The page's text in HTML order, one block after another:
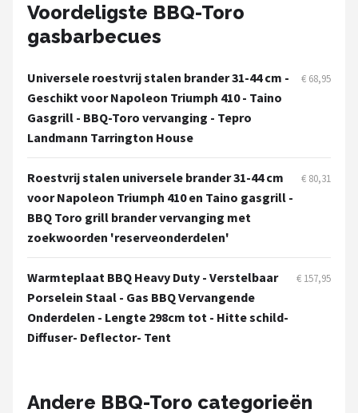
Napoleon
Mustang
Patton
Kamado Joe
Alle merken →
Voordeligste BBQ-Toro
gasbarbecues
Universele roestvrij stalen brander 31-44 cm -
Geschikt voor Napoleon Triumph 410 - Taino
Gasgrill - BBQ-Toro vervanging - Tepro
Landmann Tarrington House
€ 68,95
Roestvrij stalen universele brander 31-44 cm
voor Napoleon Triumph 410 en Taino gasgrill -
BBQ Toro grill brander vervanging met
zoekwoorden 'reserveonderdelen'
€ 80,31
Warmteplaat BBQ Heavy Duty - Verstelbaar
Porselein Staal - Gas BBQ Vervangende
Onderdelen - Lengte 298cm tot - Hitte schild-
Diffuser- Deflector- Tent
€ 157,95
Andere BBQ-Toro categorieën